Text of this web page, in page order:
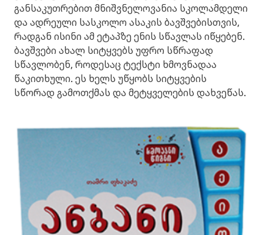
განსაკუთრებით მნიშვნელოვანია სკოლამდელი
და ადრეული სასკოლო ასაკის ბავშვებისთვის,
რადგან ისინი ამ ეტაპზე ენის სწავლას იწყებენ.
ბავშვები ახალ სიტყვებს უფრო სწრაფად
სწავლობენ, როდესაც ტექსტი ხმოვნადაა
წაკითხული. ეს ხელს უწყობს სიტყვების
სწორად გამოთქმას და მეტყველების დახვეწას.